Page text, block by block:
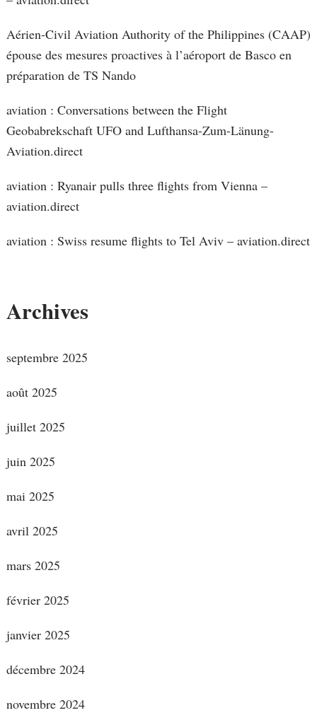
Aérien-Civil Aviation Authority of the Philippines (CAAP)
épouse des mesures proactives à l’aéroport de Basco en
préparation de TS Nando
aviation : Conversations between the Flight
Geobabrekschaft UFO and Lufthansa-Zum-Länung-
Aviation.direct
aviation : Ryanair pulls three flights from Vienna –
aviation.direct
aviation : Swiss resume flights to Tel Aviv – aviation.direct
Archives
septembre 2025
août 2025
juillet 2025
juin 2025
mai 2025
avril 2025
mars 2025
février 2025
janvier 2025
décembre 2024
novembre 2024